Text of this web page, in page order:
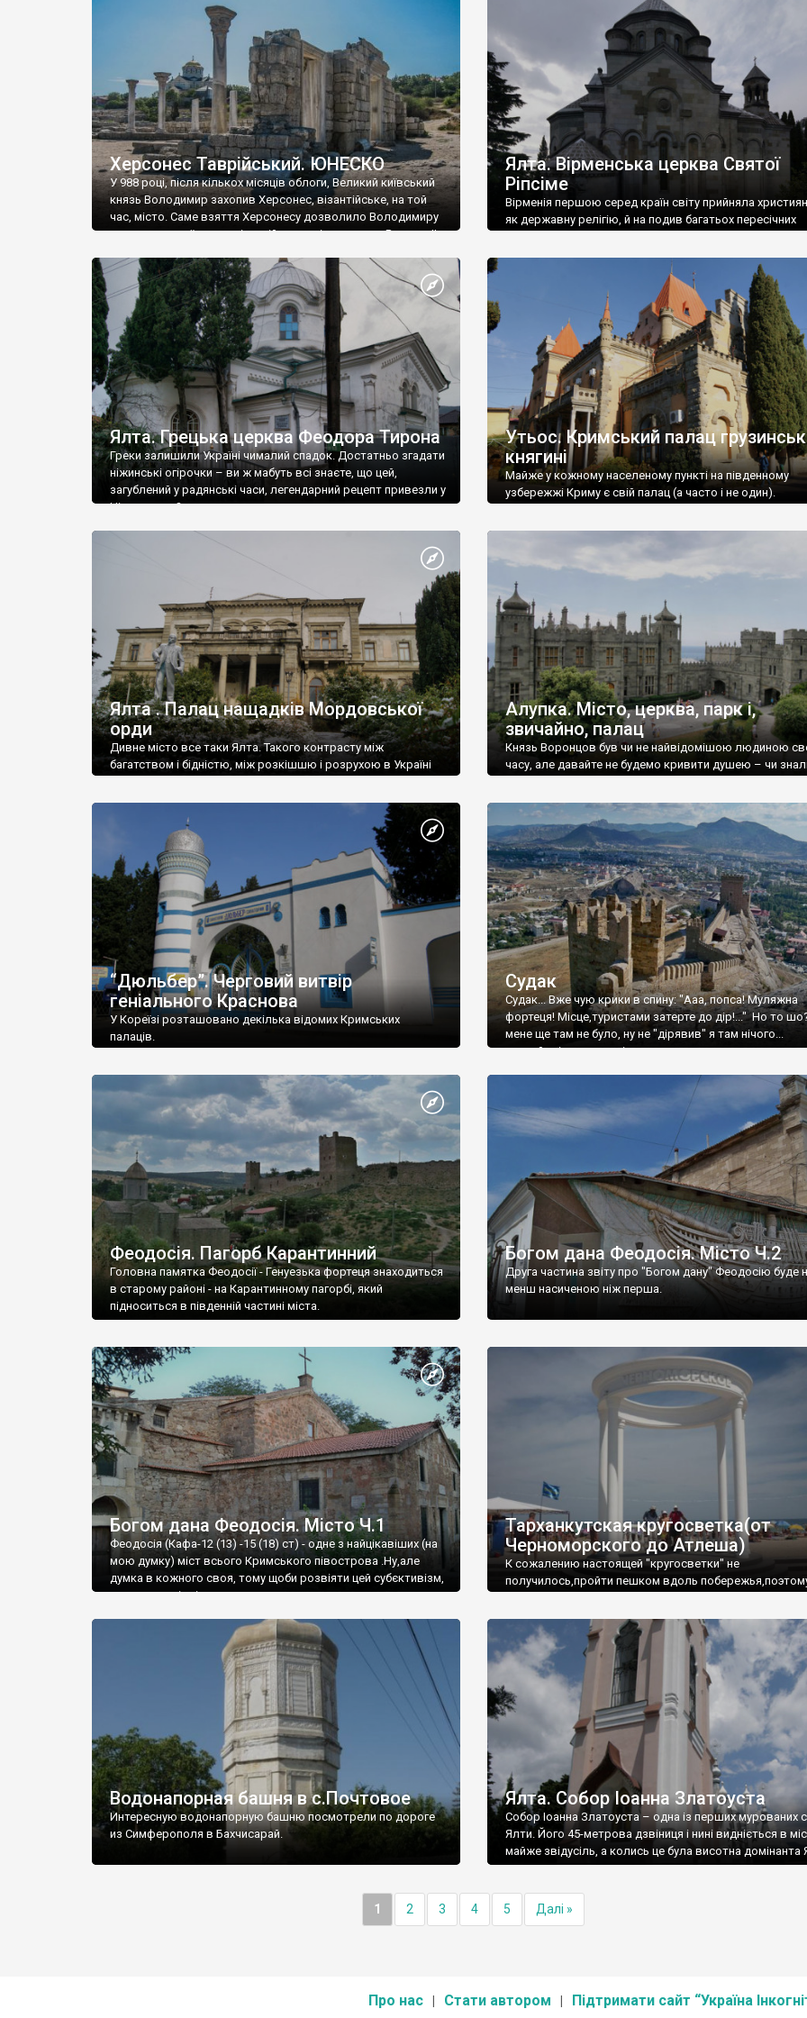
візантійської доби. Раритети викрадені з фондів об’єкту
культурної спадщини ЮНЕСКО «Херсонеса Таврійського».
Офіційно – на виставку «Золото Візантії», але експерти та
влада в Україні вважають це лише […]
називаються «повстяками» (postaki)…” “Вино. Крим
виробляє відмінне вино і його вдосталь: воно все
легке біле і дуже […]
Херсонес Таврійський. ЮНЕСКО
У 988 році, після кількох місяців облоги, Великий київський
князь Володимир захопив Херсонес, візантійське, на той
час, місто. Саме взяття Херсонесу дозволило Володимиру
диктувати свої умови візантійському імператору Василю ІІ,
Херсонесі Володимир-язичник, став Василем-
християнином. А потім було Хрещення Русі. На честь
Херсонесу Таврійського названо місто […]
Ялта. Вірменська церква Святої
Ріпсіме
Вірменія першою серед країн світу прийняла
як державну релігію, й на подив багатьох пересічних
Ялта. Грецька церква Феодора Тирона
Греки залишили Україні чималий спадок. Достатньо згадати
ніжинські огірочки – ви ж мабуть всі знаєте, що цей,
загублений у радянські часи, легендарний рецепт привезли у
Ніжин греки?
Утьос. Кримський палац
княгині
Майже у кожному населеному пункті на південному
узбережжі Криму є свій палац (а часто і не один).
Ялта . Палац нащадків Мордовської
орди
Дивне місто все таки Ялта. Такого контрасту між
багатством і бідністю, між розкішшю і розрухою в Україні
Алупка. Місто, церква, парк і,
звичайно, палац
Князь Воронцов був чи не найвідомішою людиною
часу, але давайте не будемо кривити душею – чи
“Дюльбер”. Черговий витвір
геніального Краснова
У Кореїзі розташовано декілька відомих Кримських
палаців.
Судак
Судак... Вже чую крики в спину: "Ааа, попса! Муляжна
фортеця! Місце,туристами затерте до дір!..." Но то
мене ще там не було, ну не "дірявив" я там нічого...
принаймні до цього літа.
Феодосія. Пагорб Карантинний
Головна памятка Феодосії - Генуезька фортеця знаходиться
в старому районі - на Карантинному пагорбі, який
підноситься в південній частині міста.
Богом дана Феодосія. Місто Ч.2
Друга частина звіту про "Богом дану" Феодосію буде
менш насиченою ніж перша.
Богом дана Феодосія. Місто Ч.1
Феодосія (Кафа-12 (13) -15 (18) ст) - одне з найцікавіших (на
мою думку) міст всього Кримського півострова .Ну,але
думка в кожного своя, тому щоби розвіяти цей субєктивізм,
запрошую відвідати це
Тарханкутская кругосветка(от
Черноморского до Атлеша)
К сожалению настоящей "кругосветки" не
получилось,пройти пешком вдоль
Водонапорная башня в с.Почтовое
Интересную водонапорную башню посмотрели по дороге
из Симферополя в Бахчисарай.
Ялта. Собор Іоанна Златоуста
Собор Іоанна Златоуста – одна із перших мурованих
Ялти. Його 45-метрова дзвіниця і нині видніється в
майже звідусіль, а колись це була висотна домінанта
1 2 3 4 5 Далі »
Про нас Стати автором Підтримати сайт “Україна